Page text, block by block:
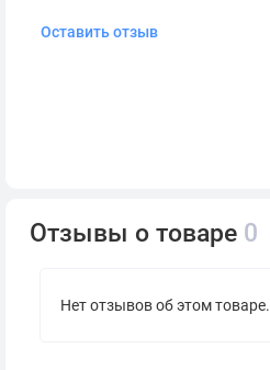
Оставить отзыв
Отзывы о товаре 0
Нет отзывов об этом товаре.